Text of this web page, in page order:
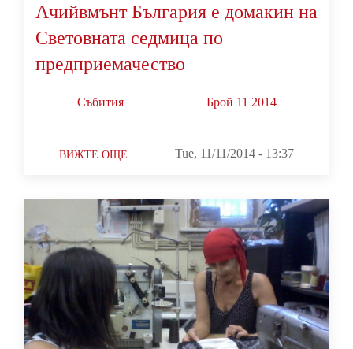
Ачийвмънт България е домакин на
Световната седмица по
предприемачество
Събития Брой 11 2014
ВИЖТЕ ОЩЕ Tue, 11/11/2014 - 13:37